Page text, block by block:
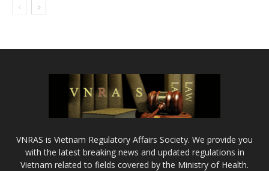
VNRAS is Vietnam Regulatory Affairs Society. We provide you
with the latest breaking news and updated regulations in
Vietnam related to fields covered by the Ministry of Health.